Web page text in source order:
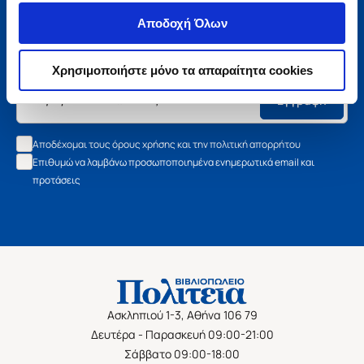
Αποδοχή Όλων
Χρησιμοποιήστε μόνο τα απαραίτητα cookies
Μάθετε τα νέα της Πολιτείας
Εγγραφείτε στο newsletter μας και μάθετε πρώτοι όλα τα
νέα βιβλία, τις εξαιρετικές τιμές και τις εκδηλώσεις μας.
Εγγραφή
Αποδέχομαι τους όρους χρήσης και την πολιτική απορρήτου
Επιθυμώ να λαμβάνω προσωποποιημένα ενημερωτικά email και
προτάσεις
Ασκληπιού 1-3, Αθήνα 106 79
Δευτέρα - Παρασκευή 09:00-21:00
Σάββατο 09:00-18:00